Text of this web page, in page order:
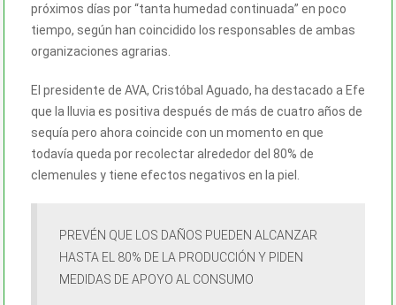
próximos días por “tanta humedad continuada” en poco
tiempo, según han coincidido los responsables de ambas
organizaciones agrarias.
El presidente de AVA, Cristóbal Aguado, ha destacado a Efe
que la lluvia es positiva después de más de cuatro años de
sequía pero ahora coincide con un momento en que
todavía queda por recolectar alrededor del 80% de
clemenules y tiene efectos negativos en la piel.
PREVÉN QUE LOS DAÑOS PUEDEN ALCANZAR
HASTA EL 80% DE LA PRODUCCIÓN Y PIDEN
MEDIDAS DE APOYO AL CONSUMO